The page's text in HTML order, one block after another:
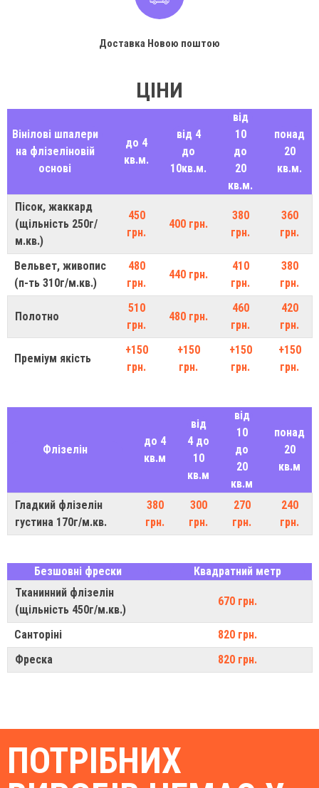
Доставка Новою поштою
ЦІНИ
Вінілові шпалери
на флізеліновій
основі
до 4
кв.м.
від 4
до
10кв.м.
від
10
до
20
кв.м.
понад
20
кв.м.
Пісок, жаккард
(щільність 250г/
м.кв.)
450
грн.
400 грн.
380
грн.
360
грн.
Вельвет, живопис
(п-ть 310г/м.кв.)
480
грн.
440 грн.
410
грн.
380
грн.
Полотно
510
грн.
480 грн.
460
грн.
420
грн.
Преміум якість
+150
грн.
+150
грн.
+150
грн.
+150
грн.
Флізелін
до 4
кв.м
від
4 до
10
кв.м
від
10
до
20
кв.м
понад
20
кв.м
Гладкий флізелін
густина 170г/м.кв.
380
грн.
300
грн.
270
грн.
240
грн.
Безшовні фрески
Квадратний метр
Тканинний флізелін
(щільність 450г/м.кв.)
670 грн.
Санторіні
820 грн.
Фреска
820 грн.
ПОТРІБНИХ